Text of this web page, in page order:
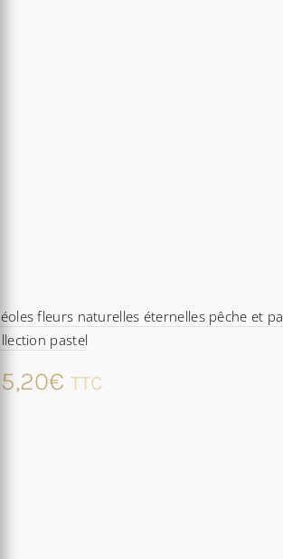
fleurs naturelles éternelles pêche et
pastel
€ TTC